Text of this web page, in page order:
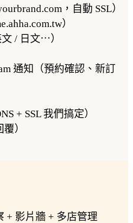
，自動 SSL）
）
/ 日文⋯）
通知（預約確認、新訂
+ SSL 我們搞定）
覆）
+ 影片牆 + 多店管理